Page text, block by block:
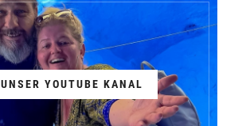
UNSER YOUTUBE KANAL